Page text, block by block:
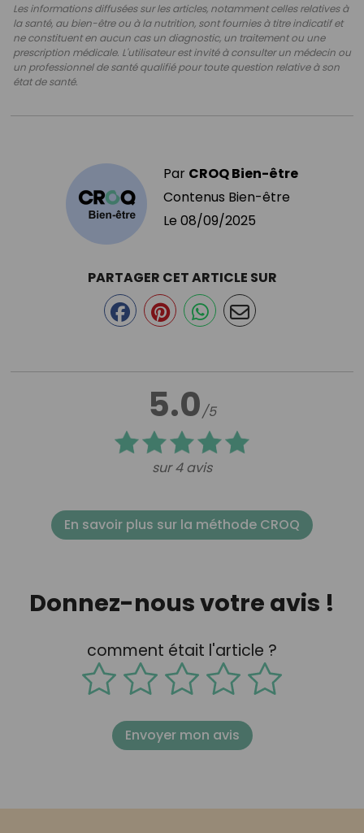
Les informations diffusées sur les articles, notamment celles relatives à
la santé, au bien-être ou à la nutrition, sont fournies à titre indicatif et
ne constituent en aucun cas un diagnostic, un traitement ou une
prescription médicale. L'utilisateur est invité à consulter un médecin ou
un professionnel de santé qualifié pour toute question relative à son
état de santé.
Par CROQ Bien-être
Contenus Bien-être
Le 08/09/2025
5.0/5
sur 4 avis
PARTAGER CET ARTICLE SUR
En savoir plus sur la méthode CROQ
Donnez-nous votre avis !
comment était l'article ?
Envoyer mon avis